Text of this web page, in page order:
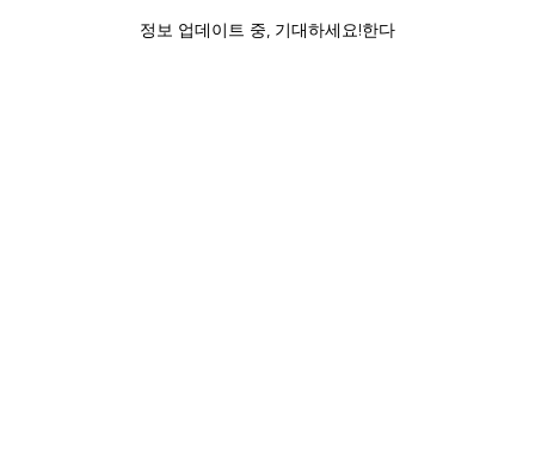
정보 업데이트 중, 기대하세요!한다